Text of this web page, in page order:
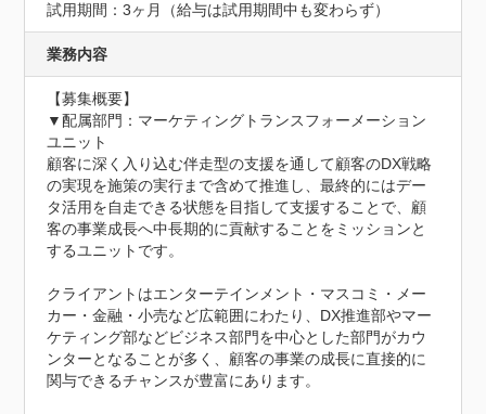
試用期間：3ヶ月（給与は試用期間中も変わらず）
業務内容
【募集概要】
▼配属部門：マーケティングトランスフォーメーション
ユニット
顧客に深く入り込む伴走型の支援を通して顧客のDX戦略
の実現を施策の実行まで含めて推進し、最終的にはデー
タ活用を自走できる状態を目指して支援することで、顧
客の事業成長へ中長期的に貢献することをミッションと
するユニットです。
クライアントはエンターテインメント・マスコミ・メー
カー・金融・小売など広範囲にわたり、DX推進部やマー
ケティング部などビジネス部門を中心とした部門がカウ
ンターとなることが多く、顧客の事業の成長に直接的に
関与できるチャンスが豊富にあります。